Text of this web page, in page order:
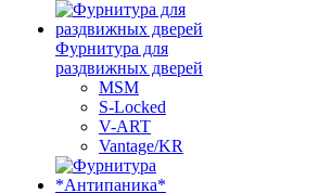
Фурнитура для
раздвижных дверей
MSM
S-Locked
V-ART
Vantage/KR